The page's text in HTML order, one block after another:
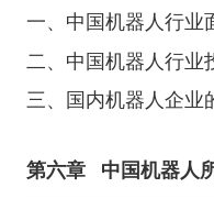
一、中国机器人行业
二、中国机器人行业
三、国内机器人企业
第六章 中国机器人